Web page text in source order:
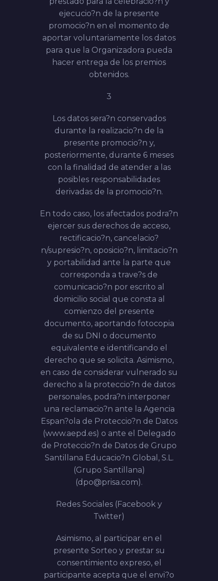
ejecucio?n de la presente
promocio?n en el momento de
aportar voluntariamente los datos
para que la Organizadora pueda
hacer entrega de los premios
obtenidos.
3
Los datos sera?n conservados
durante la realizacio?n de la
presente promocio?n y,
posteriormente, durante 6 meses
con la finalidad de atender a las
posibles responsabilidades
derivadas de la promocio?n.
En todo caso, los afectados podra?n
ejercer sus derechos de acceso,
rectificacio?n, cancelacio?
n/supresio?n, oposicio?n, limitacio?n
y portabilidad ante la parte que
corresponda a trave?s de
comunicacio?n por escrito al
domicilio social que consta al
comienzo del presente
documento, aportando fotocopia
de su DNI o documento
equivalente e identificando el
derecho que se solicita. Asimismo,
en caso de considerar vulnerado su
derecho a la proteccio?n de datos
personales, podra?n interponer
una reclamacio?n ante la Agencia
Espan?ola de Proteccio?n de Datos
(www.aepd.es) o ante el Delegado
de Proteccio?n de Datos de Grupo
Santillana Educacio?n Global, S.L.
(Grupo Santillana)
(dpo@prisa.com).
Redes Sociales (Facebook y
Twitter)
Asimismo, al participar en el
presente Sorteo y prestar su
consentimiento expreso, el
participante acepta que el envi?o